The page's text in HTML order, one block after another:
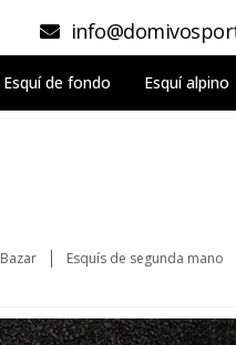
Esquí de fondo Esquí alpino
Bazar Esquís de segunda mano